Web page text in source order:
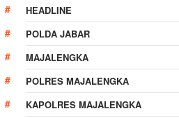
HEADLINE
POLDA JABAR
MAJALENGKA
POLRES MAJALENGKA
KAPOLRES MAJALENGKA